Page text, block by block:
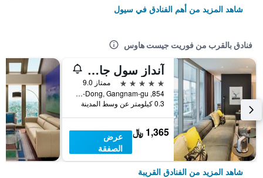
شاهد المزيد من أهم الفنادق في سيول
فنادق بالقرب من فوريت جيست هاوس
آنداز سول جاننام، باي حيات
5 نجوم
ممتاز 9.0
854, Nonhyun-ro, Sinsa-Dong, Gangnam-gu, سيول, كوريا الجنوبية
0.3 كيلومتر عن وسط المدينة
1,365 ﷼
عرض
الصفقة
شاهد المزيد من الفنادق القريبة